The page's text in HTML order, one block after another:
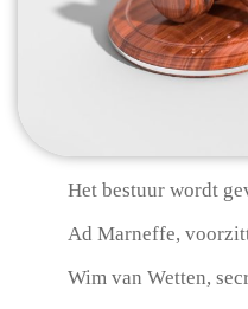
Het bestuur wordt
Ad Marneffe,
Wim van Wetten,